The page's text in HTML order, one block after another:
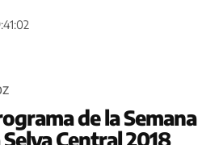
de la Semana
Central 2018